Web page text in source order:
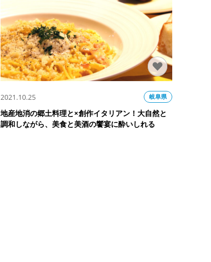
2021.10.25 岐阜県
地産地消の郷土料理と×創作イタリアン！大自然と
調和しながら、美食と美酒の饗宴に酔いしれる